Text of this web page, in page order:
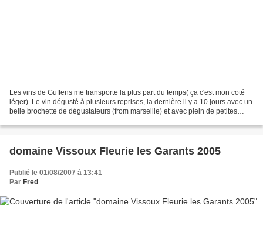
Les vins de Guffens me transporte la plus part du temps( ça c'est mon coté
léger). Le vin dégusté à plusieurs reprises, la dernière il y a 10 jours avec un
belle brochette de dégustateurs (from marseille) et avec plein de petites
domaine Vissoux Fleurie les Garants 2005
Publié le 01/08/2007 à 13:41
Par Fred